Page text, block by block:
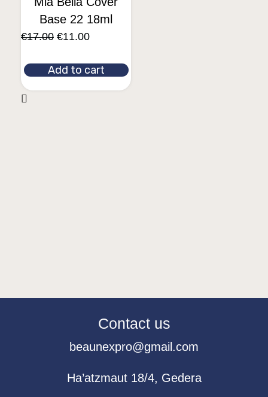
Base 22 18ml
€17.00 €11.00
Add to cart
Contact us
beaunexpro@gmail.com
Ha’atzmaut 18/4, Gedera